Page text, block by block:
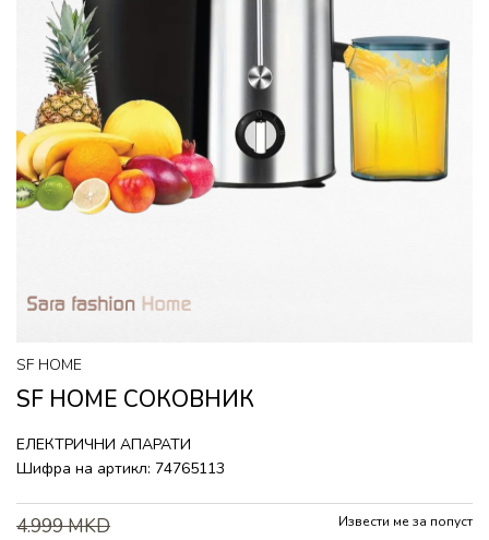
SF HOME
SF HOME СОКОВНИК
ЕЛЕКТРИЧНИ АПАРАТИ
Шифра на артикл: 74765113
4.999MKD Извести ме за попуст